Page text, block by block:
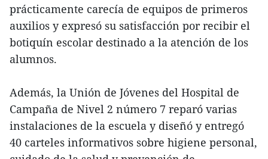
prácticamente carecía de equipos de primeros
auxilios y expresó su satisfacción por recibir el
botiquín escolar destinado a la atención de los
alumnos.
Además, la Unión de Jóvenes del Hospital de
Campaña de Nivel 2 número 7 reparó varias
instalaciones de la escuela y diseñó y entregó
40 carteles informativos sobre higiene personal,